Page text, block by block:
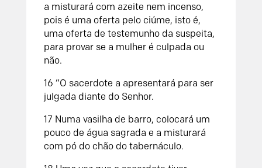
a misturará com azeite nem incenso,
pois é uma oferta pelo ciúme, isto é,
uma oferta de testemunho da suspeita,
para provar se a mulher é culpada ou
não.
16 “O sacerdote a apresentará para ser
julgada diante do Senhor.
17 Numa vasilha de barro, colocará um
pouco de água sagrada e a misturará
com pó do chão do tabernáculo.